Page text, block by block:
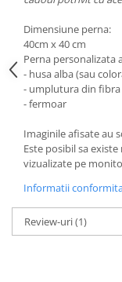
Dimensiune perna:
40cm x 40 cm
Perna personalizata
- husa alba (sau
- umplutura din
- fermoar
Imaginile afisate au
Este posibil sa
vizualizate pe
Informatii
Review-uri(1)